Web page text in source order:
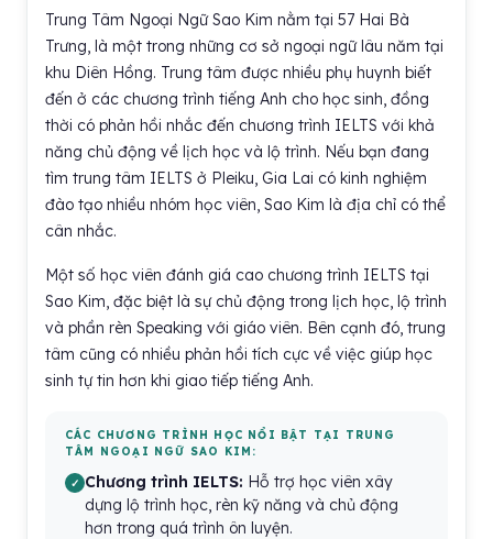
Trung Tâm Ngoại Ngữ Sao Kim nằm tại 57 Hai Bà
Trưng, là một trong những cơ sở ngoại ngữ lâu năm tại
khu Diên Hồng. Trung tâm được nhiều phụ huynh biết
đến ở các chương trình tiếng Anh cho học sinh, đồng
thời có phản hồi nhắc đến chương trình IELTS với khả
năng chủ động về lịch học và lộ trình. Nếu bạn đang
tìm trung tâm IELTS ở Pleiku, Gia Lai có kinh nghiệm
đào tạo nhiều nhóm học viên, Sao Kim là địa chỉ có thể
cân nhắc.
Một số học viên đánh giá cao chương trình IELTS tại
Sao Kim, đặc biệt là sự chủ động trong lịch học, lộ trình
và phần rèn Speaking với giáo viên. Bên cạnh đó, trung
tâm cũng có nhiều phản hồi tích cực về việc giúp học
sinh tự tin hơn khi giao tiếp tiếng Anh.
CÁC CHƯƠNG TRÌNH HỌC NỔI BẬT TẠI TRUNG
TÂM NGOẠI NGỮ SAO KIM:
Chương trình IELTS: Hỗ trợ học viên xây
dựng lộ trình học, rèn kỹ năng và chủ động
hơn trong quá trình ôn luyện.